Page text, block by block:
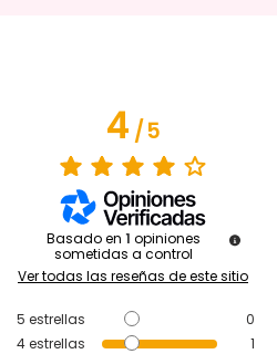
4/5
Basado en 1 opiniones
sometidas a control
Ver todas las reseñas de este sitio
5 estrellas
0
4estrellas
1